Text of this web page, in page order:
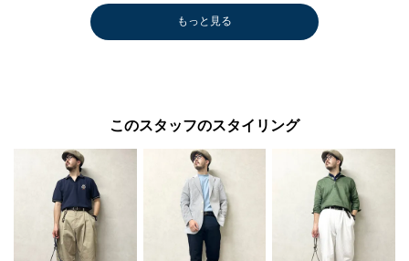
もっと見る
このスタッフのスタイリング